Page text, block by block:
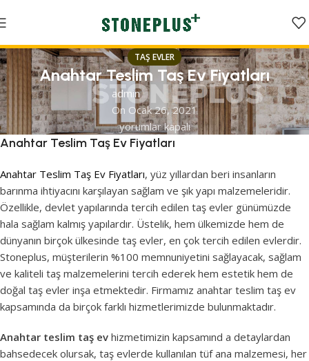
TAŞ EVLER
Anahtar Teslim Taş Ev Fiyatları
admin
On Ocak 26, 2021
yorumlar kapalı
Anahtar Teslim Taş Ev Fiyatları
Anahtar Teslim Taş Ev Fiyatları, yüz yıllardan beri insanların
barınma ihtiyacını karşılayan sağlam ve şık yapı malzemeleridir.
Özellikle, devlet yapılarında tercih edilen taş evler günümüzde
hala sağlam kalmış yapılardır. Üstelik, hem ülkemizde hem de
dünyanın birçok ülkesinde taş evler, en çok tercih edilen evlerdir.
Stoneplus, müşterilerin %100 memnuniyetini sağlayacak, sağlam
ve kaliteli taş malzemelerini tercih ederek hem estetik hem de
doğal taş evler inşa etmektedir. Firmamız anahtar teslim taş ev
kapsamında da birçok farklı hizmetlerimizde bulunmaktadır.
Anahtar teslim taş ev hizmetimizin kapsamınd a detaylardan
bahsedecek olursak, taş evlerde kullanılan tüf ana malzemesi, her